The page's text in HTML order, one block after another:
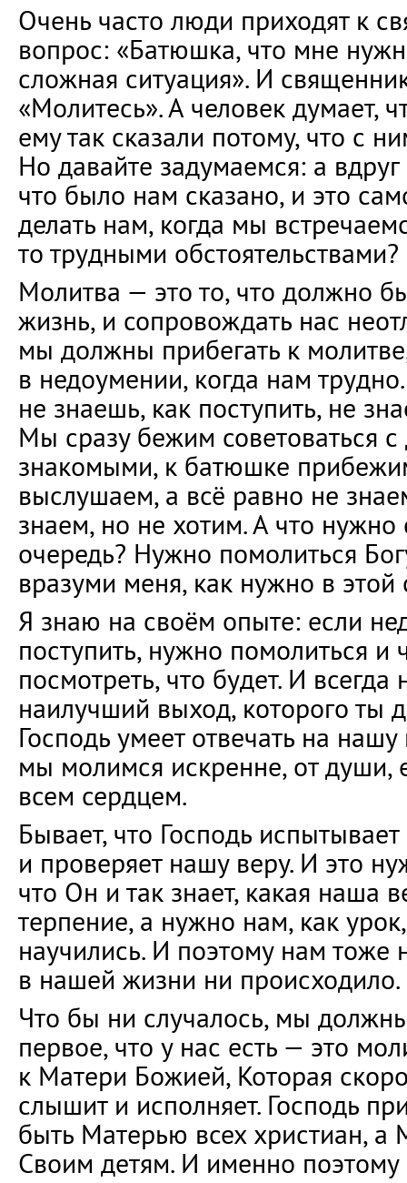
Очень часто люди приходят к
вопрос: «Батюшка, что мне
сложная ситуация». И
«Молитесь». А человек думает,
ему так сказали потому, что с
Но давайте задумаемся: а
что было нам сказано, и это
делать нам, когда мы
то трудными обстоятельствами?
Молитва — это то, что должно
жизнь, и сопровождать нас
мы должны прибегать к
в недоумении, когда нам
не знаешь, как поступить, не
Мы сразу бежим советоваться с
знакомыми, к батюшке
выслушаем, а всё равно не
знаем, но не хотим. А что нужно
очередь? Нужно помолиться
вразуми меня, как нужно в этой
Я знаю на своём опыте: если
поступить, нужно помолиться и
посмотреть, что будет. И всегда
наилучший выход, которого ты
Господь умеет отвечать на
мы молимся искренне, от
всем сердцем.
Бывает, что Господь
и проверяет нашу веру. И это
что Он и так знает, какая наша
терпение, а нужно нам, как
научились. И поэтому нам тоже
в нашей жизни ни происходило.
Что бы ни случалось, мы должны
первое, что у нас есть — это
к Матери Божией, Которая
слышит и исполняет. Господь
быть Матерью всех христиан, а
Своим детям. И именно поэтому